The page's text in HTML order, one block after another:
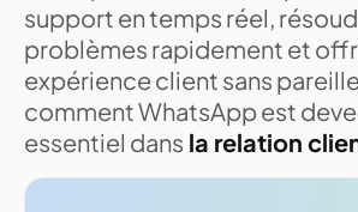
support en temps réel,
problèmes rapidement et
expérience client sans
comment WhatsApp est
essentiel dans la relation